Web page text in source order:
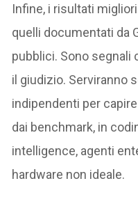
Infine, i risultati
quelli documentati da
pubblici. Sono segnali
il giudizio. Serviranno
indipendenti per
dai benchmark, in
intelligence, agenti
hardware non ideale.